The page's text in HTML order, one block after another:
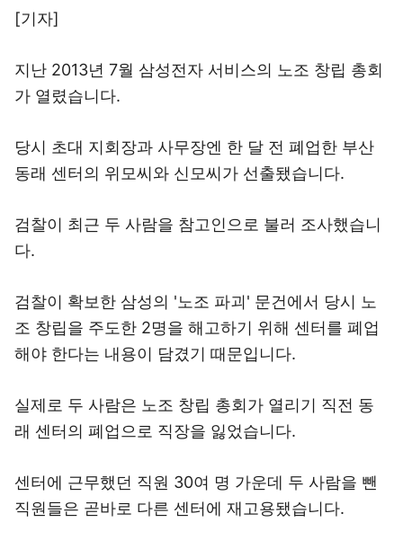
[기자]
지난 2013년 7월 삼성전자 서비스의 노조 창립 총회
가 열렸습니다.
당시 초대 지회장과 사무장엔 한 달 전 폐업한 부산
동래 센터의 위모씨와 신모씨가 선출됐습니다.
검찰이 최근 두 사람을 참고인으로 불러 조사했습니
다.
검찰이 확보한 삼성의 '노조 파괴' 문건에서 당시 노
조 창립을 주도한 2명을 해고하기 위해 센터를 폐업
해야 한다는 내용이 담겼기 때문입니다.
실제로 두 사람은 노조 창립 총회가 열리기 직전 동
래 센터의 폐업으로 직장을 잃었습니다.
센터에 근무했던 직원 30여 명 가운데 두 사람을 뺀
직원들은 곧바로 다른 센터에 재고용됐습니다.